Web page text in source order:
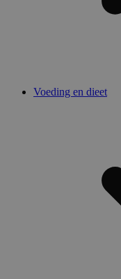
Voeding en dieet